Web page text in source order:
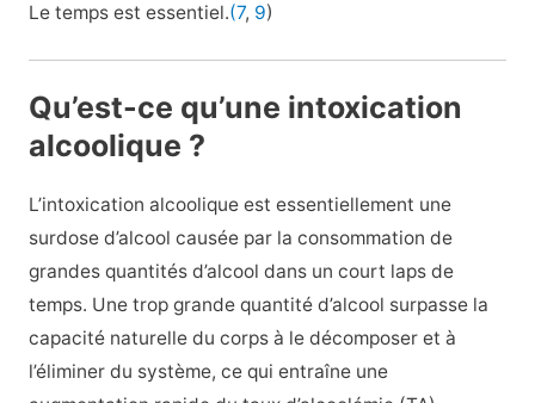
Le temps est essentiel.(7, 9)
Qu’est-ce qu’une intoxication
alcoolique ?
L’intoxication alcoolique est essentiellement une
surdose d’alcool causée par la consommation de
grandes quantités d’alcool dans un court laps de
temps. Une trop grande quantité d’alcool surpasse la
capacité naturelle du corps à le décomposer et à
l’éliminer du système, ce qui entraîne une